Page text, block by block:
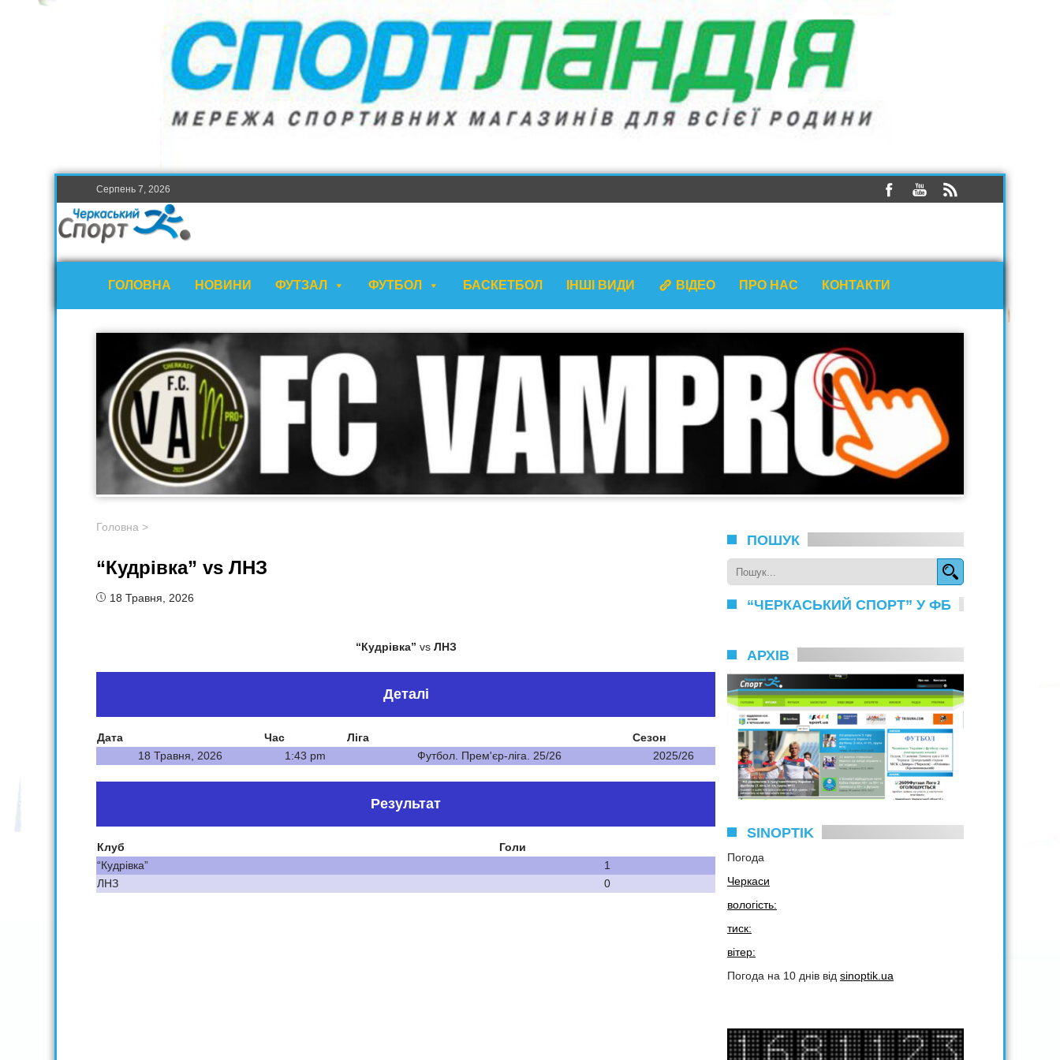
Серпень 7, 2026
ГОЛОВНА НОВИНИ ФУТЗАЛ ФУТБОЛ БАСКЕТБОЛ ІНШІ ВИДИ ВІДЕО ПРО НАС КОНТАКТИ
Головна >
“Кудрівка” vs ЛНЗ
18 Травня, 2026
“Кудрівка” vs ЛНЗ
Деталі
Дата Час Ліга
Сезон
18 Травня, 2026
1:43 pm Футбол. Прем'єр-ліга. 25/26 2025/26
Результат
Клуб
Голи
“Кудрівка”
1
ЛНЗ
0
ПОШУК
“ЧЕРКАСЬКИЙ СПОРТ” У ФБ
АРХІВ
SINOPTIK
Погода
Черкаси
вологість:
тиск:
вітер:
Погода на 10 днів від sinoptik.ua